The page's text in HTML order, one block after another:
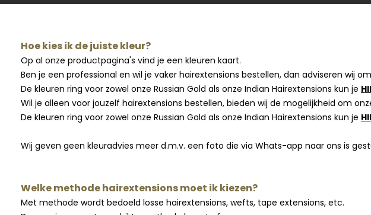
Hoe kies ik de juiste kleur?
Op al onze productpagina's vind je een kleuren kaart.
Ben je een professional en wil je vaker hairextensions bestellen, dan adviseren wij
De kleuren ring voor zowel onze Russian Gold als onze Indian Hairextensions kun je
Wil je alleen voor jouzelf hairextensions bestellen, bieden wij de mogelijkheid om
De kleuren ring voor zowel onze Russian Gold als onze Indian Hairextensions kun je
Wij geven geen kleuradvies meer d.m.v. een foto die via Whats-app naar ons is
Welke methode hairextensions moet ik kiezen?
Met methode wordt bedoeld losse hairextensions, wefts, tape extensions, etc.